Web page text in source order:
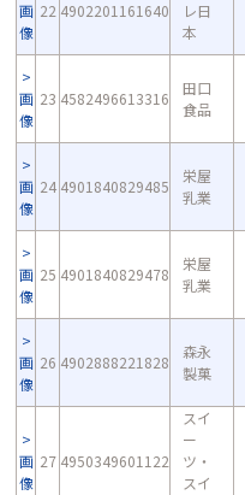
画
像
22 4902201161640
レ日
本
画
像
23 4582496613316
田口
食品
画
像
24 4901840829485
栄屋
乳業
画
像
25 4901840829478
栄屋
乳業
画
像
26 4902888221828
森永
製菓
画
像
27 4950349601122
スイ
ー
ツ・
スイ